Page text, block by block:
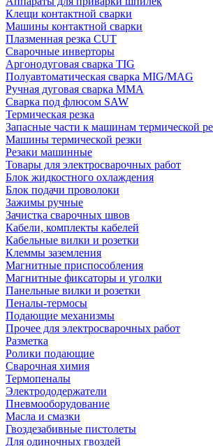
Клещи контактной сварки
Машины контактной сварки
Плазменная резка CUT
Сварочные инверторы
Аргонодуговая сварка TIG
Полуавтоматическая сварка MIG/MAG
Ручная дуговая сварка MMA
Сварка под флюсом SAW
Термическая резка
Запасные части к машинам термической
Машины термической резки
Резаки машинные
Товары для электросварочных работ
Блок жидкостного охлаждения
Блок подачи проволоки
Зажимы ручные
Зачистка сварочных швов
Кабели, комплекты кабелей
Кабельные вилки и розетки
Клеммы заземления
Магнитные приспособления
Магнитные фиксаторы и уголки
Панельные вилки и розетки
Пеналы-термосы
Подающие механизмы
Прочее для электросварочных работ
Разметка
Ролики подающие
Сварочная химия
Термопеналы
Электрододержатели
Пневмооборудование
Масла и смазки
Гвоздезабивные пистолеты
Для одиночных гвоздей